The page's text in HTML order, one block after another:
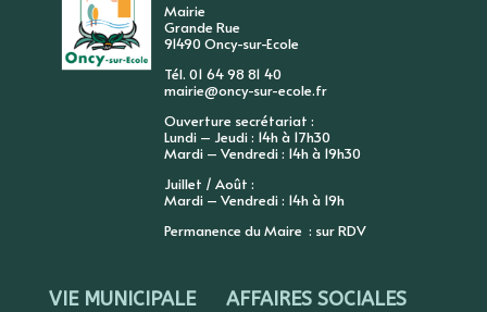
Mairie
Grande Rue
91490 Oncy-sur-Ecole
Tél. 01 64 98 81 40
mairie@oncy-sur-ecole.fr
Ouverture secrétariat :
Lundi – Jeudi : 14h à 17h30
Mardi – Vendredi : 14h à 19h30
Juillet / Août :
Mardi – Vendredi : 14h à 19h
Permanence du Maire : sur RDV
VIE MUNICIPALE AFFAIRES SOCIALES